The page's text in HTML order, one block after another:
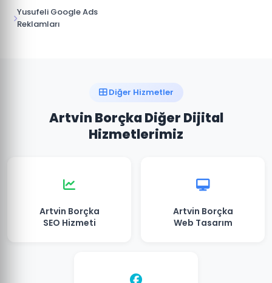
Yusufeli Google Ads
Reklamları
Diğer Hizmetler
Artvin Borçka Diğer Dijital
Hizmetlerimiz
Artvin Borçka
SEO Hizmeti
Artvin Borçka
Web Tasarım